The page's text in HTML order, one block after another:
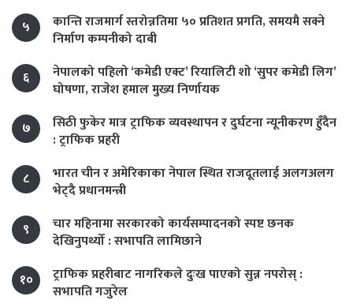
५
कान्ति राजमार्ग स्तरोन्नतिमा ५० प्रतिशत प्रगति, समयमै सक्ने
निर्माण कम्पनीको दाबी
६
नेपालको पहिलो ‘कमेडी एक्ट’ रियालिटी शो ‘सुपर कमेडी लिग’
घोषणा, राजेश हमाल मुख्य निर्णायक
७
सिठी फुकेर मात्र ट्राफिक व्यवस्थापन र दुर्घटना न्यूनीकरण हुँदैन
: ट्राफिक प्रहरी
८
भारत चीन र अमेरिकाका नेपाल स्थित राजदूतलाई अलगअलग
भेट्दै प्रधानमन्त्री
९
चार महिनामा सरकारको कार्यसम्पादनको स्पष्ट छनक
देखिनुपर्थ्यो : सभापति लामिछाने
१०
ट्राफिक प्रहरीबाट नागरिकले दुःख पाएको सुन्न नपरोस् :
सभापति गजुरेल